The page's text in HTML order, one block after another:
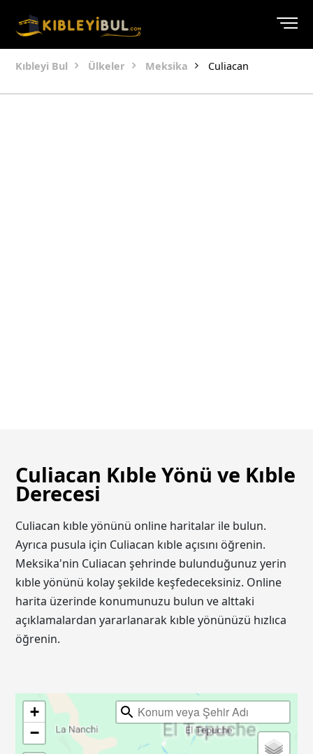
Kıbleyi Bul Ülkeler Meksika Culiacan
Culiacan Kıble Yönü ve Kıble
Derecesi
Culiacan kıble yönünü online haritalar ile bulun.
Ayrıca pusula için Culiacan kıble açısını öğrenin.
Meksika'nin Culiacan şehrinde bulunduğunuz yerin
kıble yönünü kolay şekilde keşfedeceksiniz. Online
harita üzerinde konumunuzu bulun ve alttaki
açıklamalardan yararlanarak kıble yönünüzü hızlıca
öğrenin.
+
−